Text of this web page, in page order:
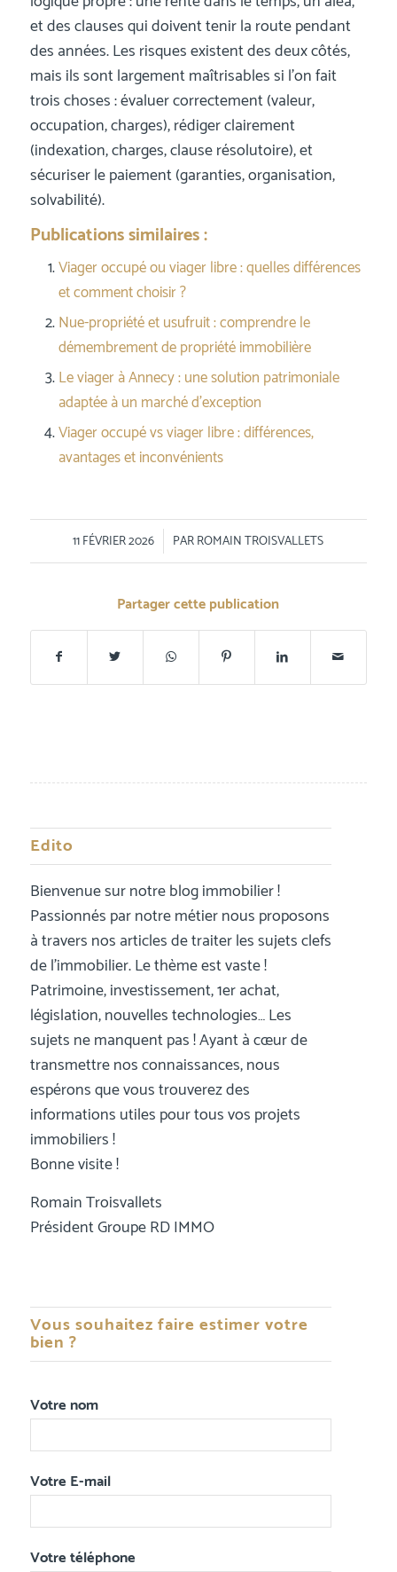
et des clauses qui doivent tenir la route pendant
des années. Les risques existent des deux côtés,
mais ils sont largement maîtrisables si l’on fait
trois choses : évaluer correctement (valeur,
occupation, charges), rédiger clairement
(indexation, charges, clause résolutoire), et
sécuriser le paiement (garanties, organisation,
solvabilité).
Publications similaires :
Viager occupé ou viager libre : quelles différences
et comment choisir ?
Nue-propriété et usufruit : comprendre le
démembrement de propriété immobilière
Le viager à Annecy : une solution patrimoniale
adaptée à un marché d’exception
Viager occupé vs viager libre : différences,
avantages et inconvénients
11 FÉVRIER 2026
/ PARROMAIN TROISVALLETS
Partager cette publication
Edito
Bienvenue sur notre blog immobilier !
Passionnés par notre métier nous proposons
à travers nos articles de traiter les sujets clefs
de l’immobilier. Le thème est vaste !
Patrimoine, investissement, 1er achat,
législation, nouvelles technologies… Les
sujets ne manquent pas ! Ayant à cœur de
transmettre nos connaissances, nous
espérons que vous trouverez des
informations utiles pour tous vos projets
immobiliers !
Bonne visite !
Romain Troisvallets
Président Groupe RD IMMO
Vous souhaitez faire estimer votre
bien ?
Votre nom
Votre E-mail
Votre téléphone